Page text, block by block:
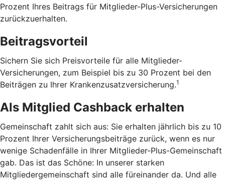
Prozent Ihres Beitrags für Mitglieder-Plus-Versicherungen
zurückzuerhalten.
Beitragsvorteil
Sichern Sie sich Preisvorteile für alle Mitglieder-
Versicherungen, zum Beispiel bis zu 30 Prozent bei den
Beiträgen zu Ihrer Krankenzusatzversicherung.1
Als Mitglied Cashback erhalten
Gemeinschaft zahlt sich aus: Sie erhalten jährlich bis zu 10
Prozent Ihrer Versicherungsbeiträge zurück, wenn es nur
wenige Schadenfälle in Ihrer Mitglieder-Plus-Gemeinschaft
gab. Das ist das Schöne: In unserer starken
Mitgliedergemeinschaft sind alle füreinander da. Und alle